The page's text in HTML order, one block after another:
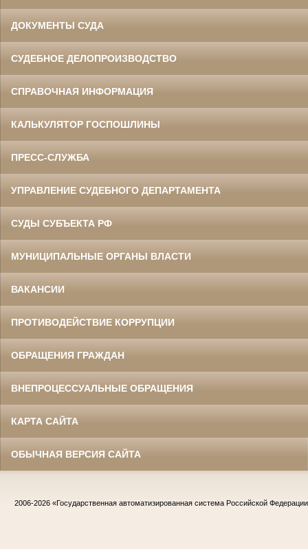
ДОКУМЕНТЫ СУДА
СУДЕБНОЕ ДЕЛОПРОИЗВОДСТВО
СПРАВОЧНАЯ ИНФОРМАЦИЯ
КАЛЬКУЛЯТОР ГОСПОШЛИНЫ
ПРЕСС-СЛУЖБА
УПРАВЛЕНИЕ СУДЕБНОГО ДЕПАРТАМЕНТА
СУДЫ СУБЪЕКТА РФ
МУНИЦИПАЛЬНЫЕ ОРГАНЫ ВЛАСТИ
ВАКАНСИИ
ПРОТИВОДЕЙСТВИЕ КОРРУПЦИИ
ОБРАЩЕНИЯ ГРАЖДАН
ВНЕПРОЦЕССУАЛЬНЫЕ ОБРАЩЕНИЯ
КАРТА САЙТА
ОБЫЧНАЯ ВЕРСИЯ САЙТА
2006-2026 «Государственная автоматизированная система Российской